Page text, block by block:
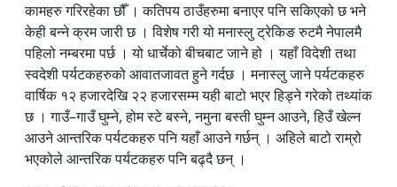
कामहरु गरिरहेका छौँ । कतिपय ठाउँहरुमा बनाएर पनि सकिएको छ भने
केही बन्ने क्रम जारी छ । विशेष गरी यो मनास्लु ट्रेकिङ रुटमै नेपालमै
पहिलो नम्बरमा पर्छ । यो धार्चेको बीचबाट जाने हो । यहाँ विदेशी तथा
स्वदेशी पर्यटकहरुको आवातजावत हुने गर्दछ । मनास्लु जाने पर्यटकहरु
वार्षिक १२ हजारदेखि २२ हजारसम्म यही बाटो भएर हिड्ने गरेको तथ्यांक
छ । गाउँ–गाउँ घुम्ने, होम स्टे बस्ने, नमुना बस्ती घुम्न आउने, हिउँ खेल्न
आउने आन्तरिक पर्यटकहरु पनि यहाँ आउने गर्छन् । अहिले बाटो राम्रो
भएकोले आन्तरिक पर्यटकहरु पनि बढ्दै छन् ।